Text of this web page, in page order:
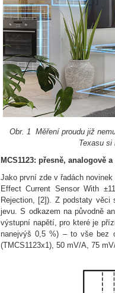
Obr. 1 Měření proudu již
Texasu
MCS1123: přesně, analogově
Jako první zde v řadách
Effect Current Sensor With
Rejection, [2]). Z podstaty věci
jevu. S odkazem na původně
výstupní napětí, pro které je
nanejvýš 0,5 %) – to vše bez
(TMCS1123x1), 50 mV/A, 75